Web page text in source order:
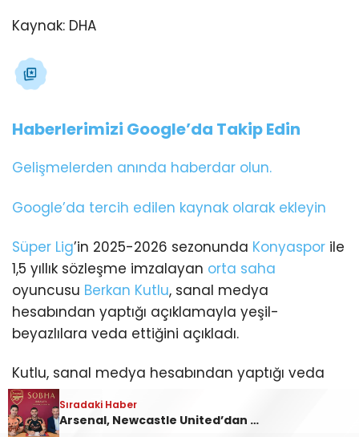
Kaynak: DHA
Haberlerimizi Google’da Takip Edin
Gelişmelerden anında haberdar olun.
Google’da tercih edilen kaynak olarak ekleyin
Süper Lig’in 2025-2026 sezonunda Konyaspor ile
1,5 yıllık sözleşme imzalayan orta saha
oyuncusu Berkan Kutlu, sanal medya
hesabından yaptığı açıklamayla yeşil-
beyazlılara veda ettiğini açıkladı.
Kutlu, sanal medya hesabından yaptığı veda
mesajında şunları söyledi:
Sıradaki Haber
Arsenal, Newcastle United’dan Bruno Guimaraes’i transfer etti